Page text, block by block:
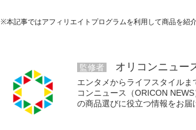
※本記事ではアフィリエイトプログラムを利用して商品を紹介
監修者 オリコンニュー
エンタメからライフスタイル
コンニュース（ORICON
の商品選びに役立つ情報をお届